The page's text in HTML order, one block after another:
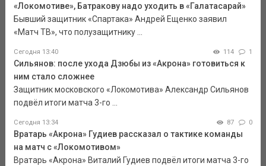
«Локомотиве», Батракову надо уходить в «Галатасарай»
Бывший защитник «Спартака» Андрей Ещенко заявил
«Матч ТВ», что полузащитнику ...
Сегодня 13:40 114 1
Сильянов: после ухода Дзюбы из «Акрона» готовиться к
ним стало сложнее
Защитник московского «Локомотива» Александр Сильянов
подвёл итоги матча 3-го ...
Сегодня 13:34 87 0
Вратарь «Акрона» Гудиев рассказал о тактике команды
на матч с «Локомотивом»
Вратарь «Акрона» Виталий Гудиев подвёл итоги матча 3-го